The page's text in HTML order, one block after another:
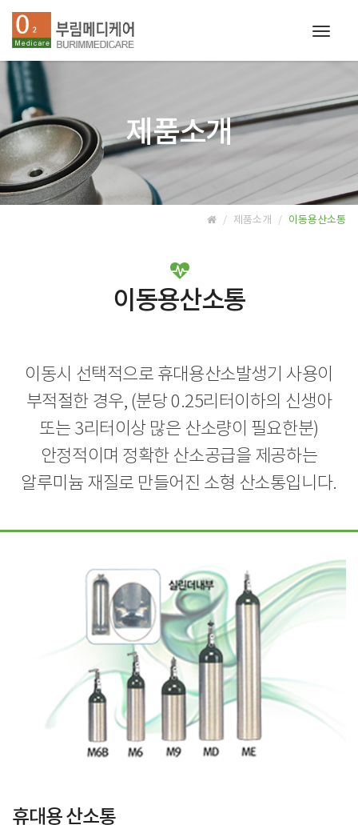
제품소개
제품소개 이동용산소통
이동용산소통
이동시 선택적으로 휴대용산소발생기 사용이
부적절한 경우, (분당 0.25리터이하의 신생아
또는 3리터이상 많은 산소량이 필요한분)
안정적이며 정확한 산소공급을 제공하는
알루미늄 재질로 만들어진 소형 산소통입니다.
휴대용 산소통